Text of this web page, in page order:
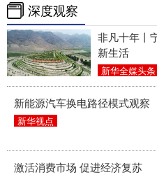
深度观察
非凡十年丨
新生活
新华全媒头条
新能源汽车换电路径模式观察
新华视点
激活消费市场 促进经济复苏